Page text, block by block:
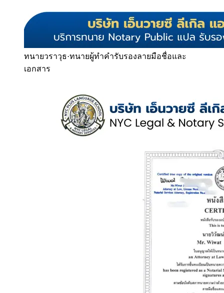
ทนายวราวุธ·ทนายผู้ทำคำรับรองลายมือชื่อและ
เอกสาร